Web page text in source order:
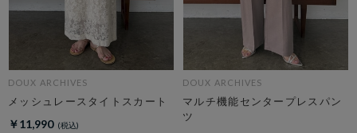
DOUX ARCHIVES
メッシュレースタイトスカート
￥11,990
DOUX ARCHIVES
マルチ機能センタープレスパン
ツ